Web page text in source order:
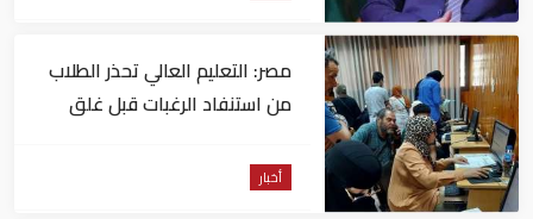
مصر: التعليم العالي تحذر الطلاب
من استنفاد الرغبات قبل غلق
أخبار